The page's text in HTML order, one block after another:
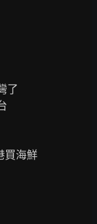
了
買海鮮